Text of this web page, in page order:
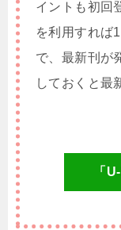
イントも初回
を利用すれば
で、最新刊が
しておくと最
「